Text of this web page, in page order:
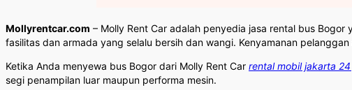
Mollyrentcar.com – Molly Rent Car adalah penyedia jasa rental bus
fasilitas dan armada yang selalu bersih dan wangi. Kenyamanan
Ketika Anda menyewa bus Bogor dari Molly Rent Car rental mobil jakarta
segi penampilan luar maupun performa mesin.